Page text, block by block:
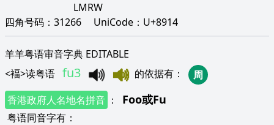
LMRW
四角号码： 31266 UniCode： U+8914
羊羊粤语审音字典 EDITABLE
<褔>读粤语 fu3 的依据有 ：
周
香港政府人名地名拼音 ： Foo或Fu
粤语同音字有 ：